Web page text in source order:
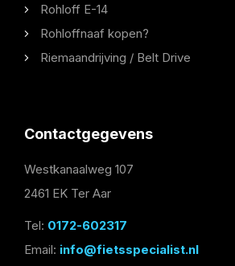
Rohloff E-14
Rohloffnaaf kopen?
Riemaandrijving / Belt Drive
Contactgegevens
Westkanaalweg 107
2461 EK Ter Aar
Tel: 0172-602317
Email: info@fietsspecialist.nl